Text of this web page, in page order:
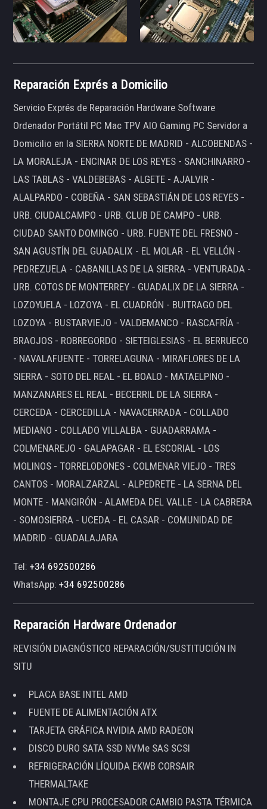
Reparación Exprés a Domicilio
Servicio Exprés de Reparación Hardware Software
Ordenador Portátil PC Mac TPV AIO Gaming PC Servidor a
Domicilio en la SIERRA NORTE DE MADRID - ALCOBENDAS -
LA MORALEJA - ENCINAR DE LOS REYES - SANCHINARRO -
LAS TABLAS - VALDEBEBAS - ALGETE - AJALVIR -
ALALPARDO - COBEÑA - SAN SEBASTIÁN DE LOS REYES -
URB. CIUDALCAMPO - URB. CLUB DE CAMPO - URB.
CIUDAD SANTO DOMINGO - URB. FUENTE DEL FRESNO -
SAN AGUSTÍN DEL GUADALIX - EL MOLAR - EL VELLÓN -
PEDREZUELA - CABANILLAS DE LA SIERRA - VENTURADA -
URB. COTOS DE MONTERREY - GUADALIX DE LA SIERRA -
LOZOYUELA - LOZOYA - EL CUADRÓN - BUITRAGO DEL
LOZOYA - BUSTARVIEJO - VALDEMANCO - RASCAFRÍA -
BRAOJOS - ROBREGORDO - SIETEIGLESIAS - EL BERRUECO
- NAVALAFUENTE - TORRELAGUNA - MIRAFLORES DE LA
SIERRA - SOTO DEL REAL - EL BOALO - MATAELPINO -
MANZANARES EL REAL - BECERRIL DE LA SIERRA -
CERCEDA - CERCEDILLA - NAVACERRADA - COLLADO
MEDIANO - COLLADO VILLALBA - GUADARRAMA -
COLMENAREJO - GALAPAGAR - EL ESCORIAL - LOS
MOLINOS - TORRELODONES - COLMENAR VIEJO - TRES
CANTOS - MORALZARZAL - ALPEDRETE - LA SERNA DEL
MONTE - MANGIRÓN - ALAMEDA DEL VALLE - LA CABRERA
- SOMOSIERRA - UCEDA - EL CASAR - COMUNIDAD DE
MADRID - GUADALAJARA
Tel:+34 692500286
WhatsApp:+34 692500286
Reparación Hardware Ordenador
REVISIÓN DIAGNÓSTICO REPARACIÓN/SUSTITUCIÓN IN
SITU
PLACA BASE INTEL AMD
FUENTE DE ALIMENTACIÓN ATX
TARJETA GRÁFICA NVIDIA AMD RADEON
DISCO DURO SATA SSD NVMe SAS SCSI
REFRIGERACIÓN LÍQUIDA EKWB CORSAIR
THERMALTAKE
MONTAJE CPU PROCESADOR CAMBIO PASTA TÉRMICA